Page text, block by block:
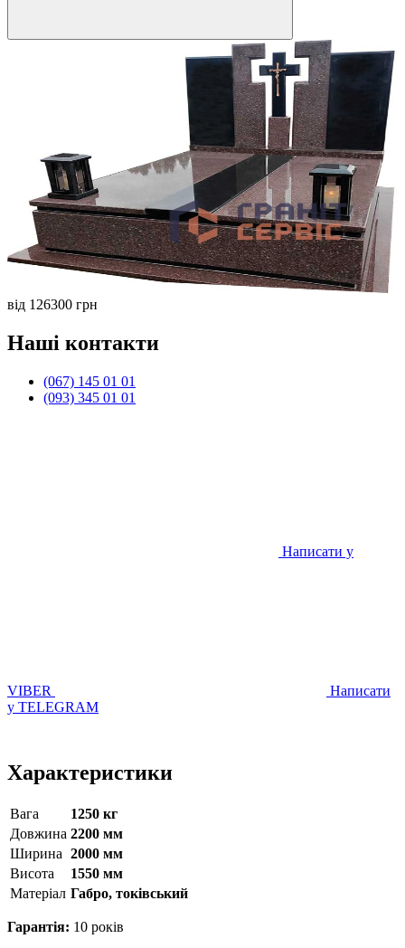
від 126300 грн
Наші контакти
(067) 145 01 01
(093) 345 01 01
Написати у
VIBER
Написати
у TELEGRAM
Характеристики
Вага
1250 кг
Довжина 2200 мм
Ширина 2000 мм
Висота
1550 мм
Матерiал Габро, токівський
Гарантія: 10 років